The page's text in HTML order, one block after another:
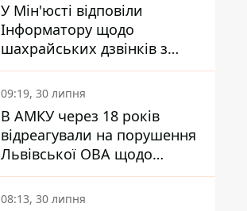
У Мін'юсті відповіли
Інформатору щодо
шахрайських дзвінків з
камери Сумського СІЗО так,
що ніхто нічого не зрозумів
09:19, 30 липня
В АМКУ через 18 років
відреагували на порушення
Львівської ОВА щодо
харчування у закладах
освіти
08:13, 30 липня